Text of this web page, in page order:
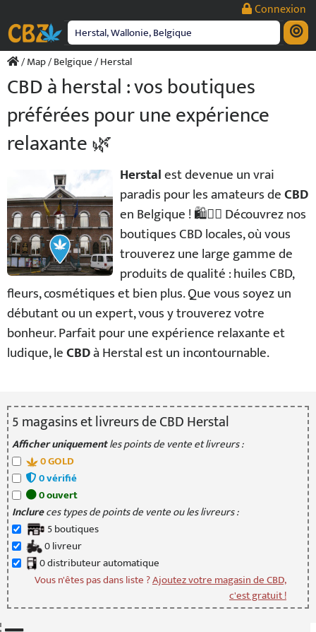
contenu
Connexion
/Map/Belgique/ Herstal
CBD à herstal : vos boutiques
préférées pour une expérience
relaxante 🌿
Herstalest devenue un vrai
paradis pour les amateurs deCBD
en Belgique ! 🛍️💆‍♂️ Découvrez nos
boutiques CBD locales, où vous
trouverez une large gamme de
produits de qualité : huiles CBD,
fleurs, cosmétiques et bien plus. Que vous soyez un
débutant ou un expert, vous y trouverez votre
bonheur. Parfait pour une expérience relaxante et
ludique, leCBDà Herstal est un incontournable.
5magasinset livreursde CBD Herstal
Afficher uniquementles points de vente et livreurs :
0GOLD
0vérifié
0ouvert
Inclureces types de points de vente ou les livreurs :
5boutiques
0livreur
0distributeurautomatique
Vous n'êtes pas dans liste ?Ajoutez votre magasin de CBD,
c'est gratuit !